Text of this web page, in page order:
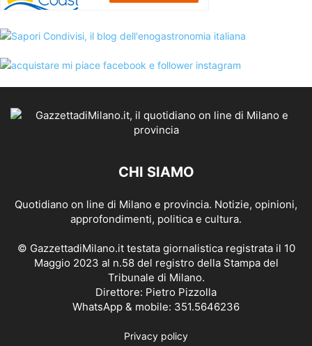
CHI SIAMO
Quotidiano on line di Milano e provincia. Notizie, opinioni,
approfondimenti, politica e cultura.
© GazzettadiMilano.it testata giornalistica registrata il 10
Maggio 2023 al n.58 del registro della Stampa del
Tribunale di Milano.
Direttore: Pietro Pizzolla
WhatsApp & mobile: 351.5646236
Privacy policy